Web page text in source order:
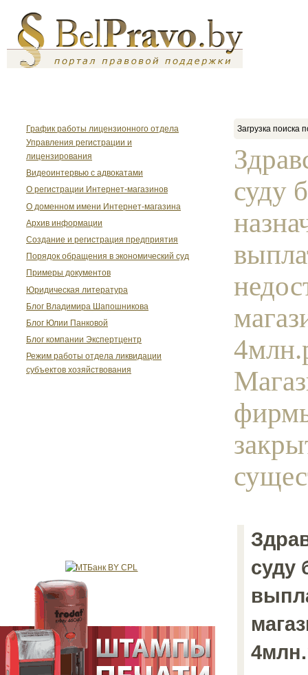
График работы лицензионного отдела
Управления регистрации и
лицензирования
Видеоинтервью с адвокатами
О регистрации Интернет-магазинов
О доменном имени Интернет-магазина
Архив информации
Создание и регистрация предприятия
Порядок обращения в экономический суд
Примеры документов
Юридическая литература
Блог Владимира Шапошникова
Блог Юлии Панковой
Блог компании Экспертцентр
Режим работы отдела ликвидации
субъектов хозяйствования
Загрузка поиска
суду
суду